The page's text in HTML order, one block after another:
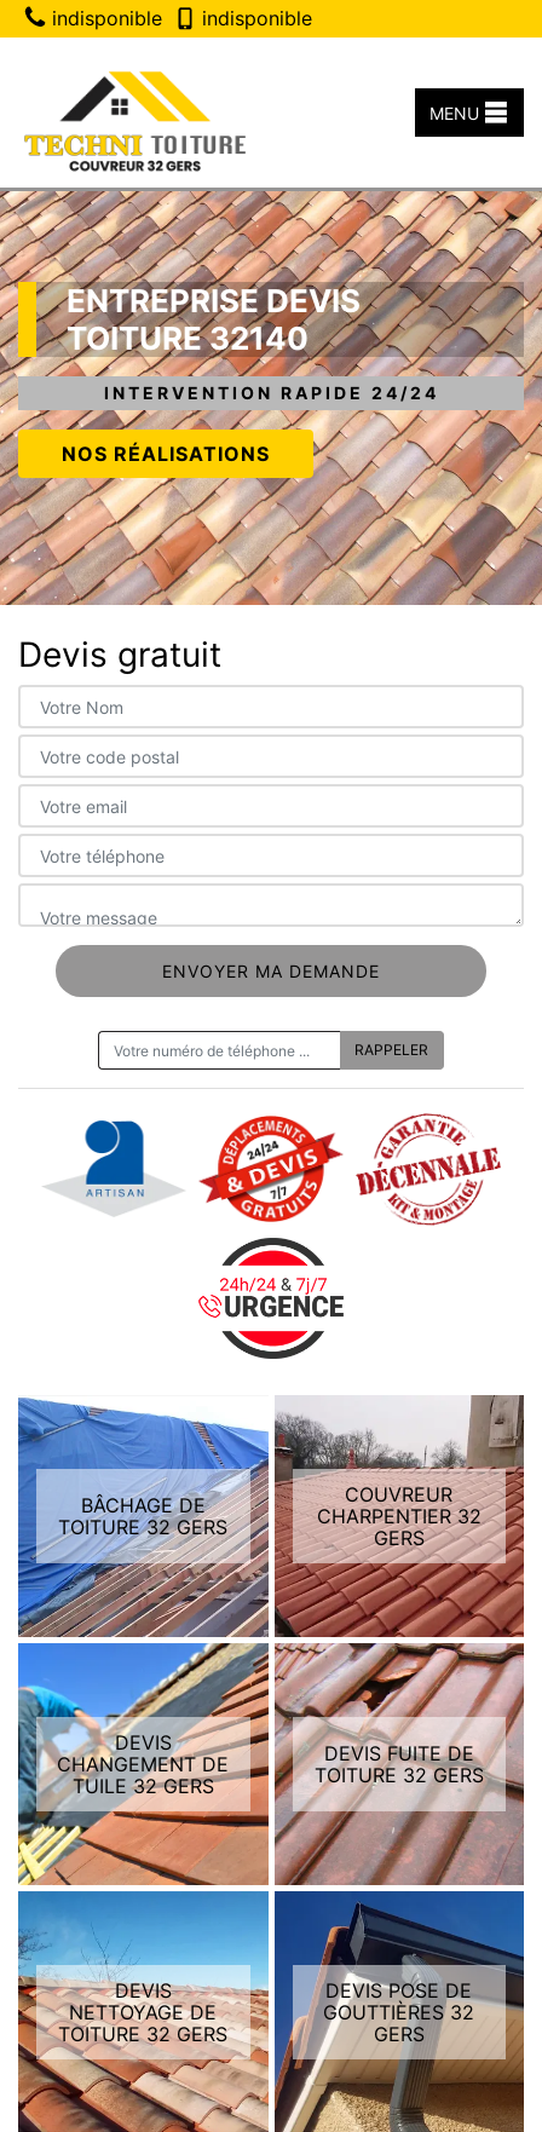
indisponible indisponible
MENU
ENTREPRISE DEVIS
TOITURE 32140
INTERVENTION RAPIDE 24/24
NOS RÉALISATIONS
Devis gratuit
BÂCHAGE DE
TOITURE 32 GERS
COUVREUR
CHARPENTIER 32
GERS
DEVIS
CHANGEMENT DE
TUILE 32 GERS
DEVIS FUITE DE
TOITURE 32 GERS
DEVIS
NETTOYAGE DE
TOITURE 32 GERS
DEVIS POSE DE
GOUTTIÈRES 32
GERS